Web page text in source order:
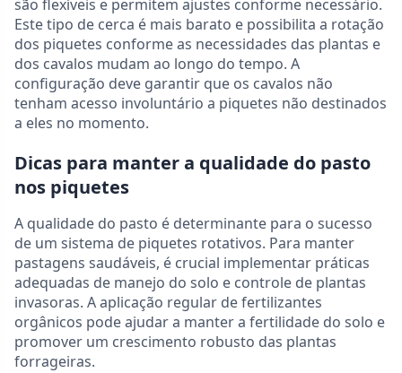
são flexíveis e permitem ajustes conforme necessário.
Este tipo de cerca é mais barato e possibilita a rotação
dos piquetes conforme as necessidades das plantas e
dos cavalos mudam ao longo do tempo. A
configuração deve garantir que os cavalos não
tenham acesso involuntário a piquetes não destinados
a eles no momento.
Dicas para manter a qualidade do pasto
nos piquetes
A qualidade do pasto é determinante para o sucesso
de um sistema de piquetes rotativos. Para manter
pastagens saudáveis, é crucial implementar práticas
adequadas de manejo do solo e controle de plantas
invasoras. A aplicação regular de fertilizantes
orgânicos pode ajudar a manter a fertilidade do solo e
promover um crescimento robusto das plantas
forrageiras.